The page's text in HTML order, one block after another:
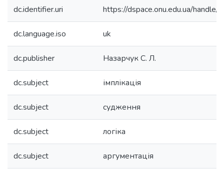
dc.identifier.uri https://dspace.onu.edu.ua/
dc.language.iso uk
dc.publisher Назарчук С. Л.
dc.subject імплікація
dc.subject судження
dc.subject логіка
dc.subject аргументація